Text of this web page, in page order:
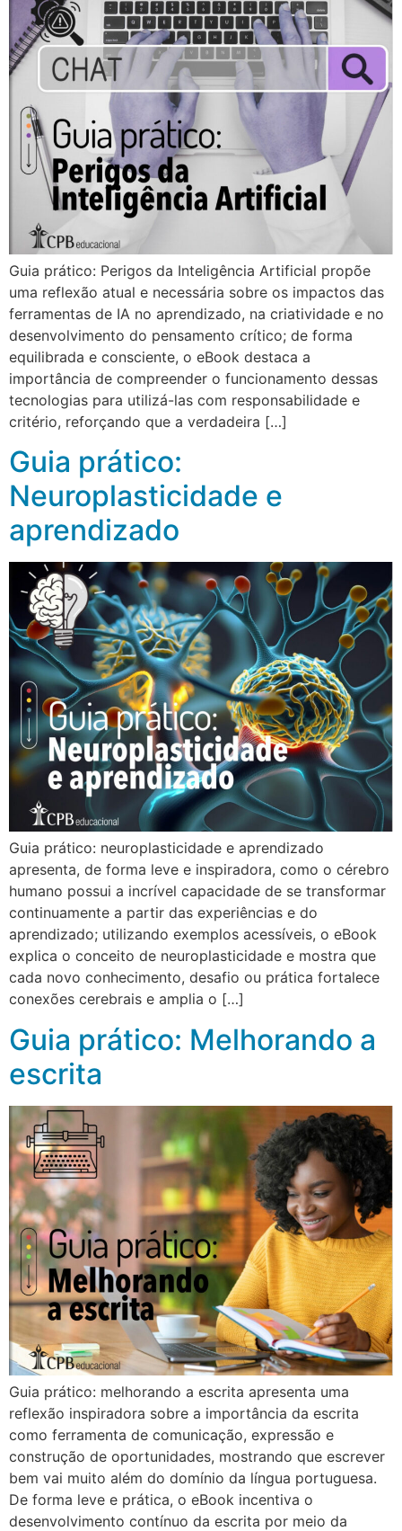
Guia prático: Perigos da Inteligência Artificial propõe
uma reflexão atual e necessária sobre os impactos das
ferramentas de IA no aprendizado, na criatividade e no
desenvolvimento do pensamento crítico; de forma
equilibrada e consciente, o eBook destaca a
importância de compreender o funcionamento dessas
tecnologias para utilizá-las com responsabilidade e
critério, reforçando que a verdadeira […]
Guia prático:
Neuroplasticidade e
aprendizado
Guia prático: neuroplasticidade e aprendizado
apresenta, de forma leve e inspiradora, como o cérebro
humano possui a incrível capacidade de se transformar
continuamente a partir das experiências e do
aprendizado; utilizando exemplos acessíveis, o eBook
explica o conceito de neuroplasticidade e mostra que
cada novo conhecimento, desafio ou prática fortalece
conexões cerebrais e amplia o […]
Guia prático: Melhorando a
escrita
Guia prático: melhorando a escrita apresenta uma
reflexão inspiradora sobre a importância da escrita
como ferramenta de comunicação, expressão e
construção de oportunidades, mostrando que escrever
bem vai muito além do domínio da língua portuguesa.
De forma leve e prática, o eBook incentiva o
desenvolvimento contínuo da escrita por meio da